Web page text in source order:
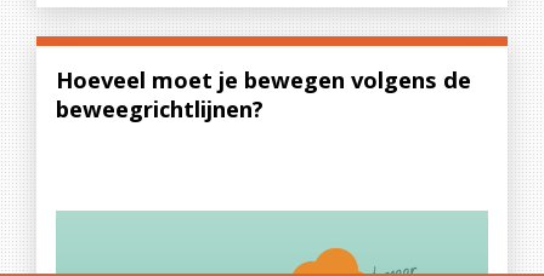
Hoeveel moet je bewegen volgens de
beweegrichtlijnen?